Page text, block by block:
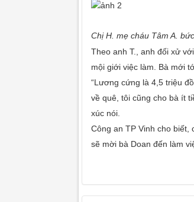
Chị H. mẹ cháu Tâm A.
Theo anh T., anh đối xử
mội giới việc làm. Bà mới
“Lương cứng là 4,5 triệu
về quê, tôi cũng cho bà ít
xúc nói.
Công an TP Vinh cho
sẽ mời bà Doan đến làm